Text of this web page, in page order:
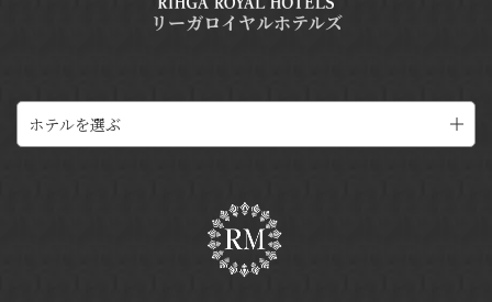
リーガロイヤルホテルズ
ホテルを選ぶ